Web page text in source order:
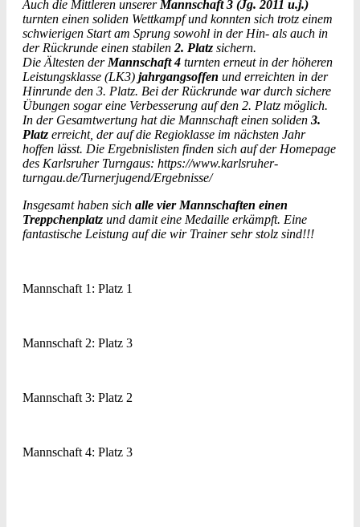
Auch die Mittleren unserer Mannschaft 3 (Jg. 2011 u.j.)
turnten einen soliden Wettkampf und konnten sich trotz einem
schwierigen Start am Sprung sowohl in der Hin- als auch in
der Rückrunde einen stabilen 2. Platz sichern.
Die Ältesten der Mannschaft 4 turnten erneut in der höheren
Leistungsklasse (LK3) jahrgangsoffen und erreichten in der
Hinrunde den 3. Platz. Bei der Rückrunde war durch sichere
Übungen sogar eine Verbesserung auf den 2. Platz möglich.
In der Gesamtwertung hat die Mannschaft einen soliden 3.
Platz erreicht, der auf die Regioklasse im nächsten Jahr
hoffen lässt. Die Ergebnislisten finden sich auf der Homepage
des Karlsruher Turngaus: https://www.karlsruher-
turngau.de/Turnerjugend/Ergebnisse/
Insgesamt haben sich alle vier Mannschaften einen
Treppchenplatz und damit eine Medaille erkämpft. Eine
fantastische Leistung auf die wir Trainer sehr stolz sind!!!
Mannschaft 1: Platz 1
Mannschaft 2: Platz 3
Mannschaft 3: Platz 2
Mannschaft 4: Platz 3